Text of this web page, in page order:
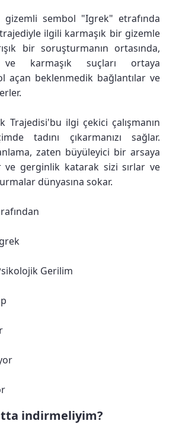
gizemli sembol "Igrek" etrafında
ilgili karmaşık bir gizemle
bir soruşturmanın ortasında,
karmaşık suçları ortaya
açan beklenmedik bağlantılar ve
Trajedisi'bu ilgi çekici çalışmanın
tadını çıkarmanızı sağlar.
zaten büyüleyici bir arsaya
ve gerginlik katarak sizi sırlar ve
dünyasına sokar.
Gerilim
indirmeliyim?